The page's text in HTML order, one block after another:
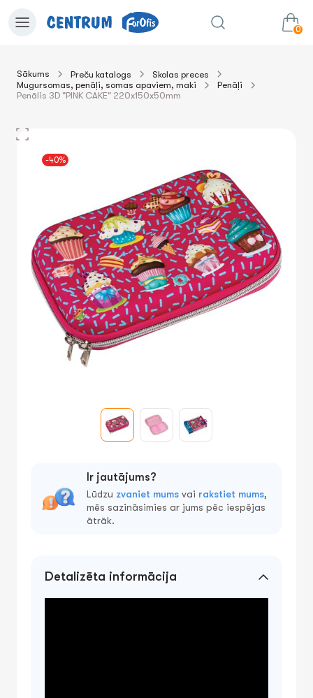
0
uz grozu Summa: 0.00€
Sākums Preču katalogs
Skolas preces
Mugursomas, penāļi, somas apaviem, maki
Penāļi
Penālis 3D "PINK CAKE" 220x150x50mm
-40%
Ir jautājums?
Lūdzu zvaniet mums vai rakstiet mums,
mēs sazināsimies ar jums pēc iespējas
ātrāk.
Detalizēta informācija